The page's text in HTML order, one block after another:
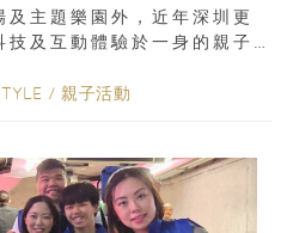
主題樂園外，近年深圳更
技及互動體驗於一身的親子
/ 親子活動